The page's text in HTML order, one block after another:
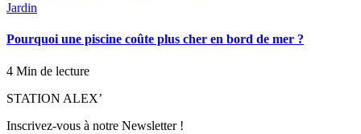
Jardin
Pourquoi une piscine coûte plus cher en bord de mer ?
4 Min de lecture
STATION ALEX’
Inscrivez-vous à notre Newsletter !